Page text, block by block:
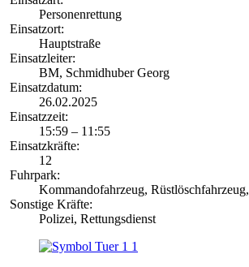
Personenrettung
Einsatzort:
Hauptstraße
Einsatzleiter:
BM, Schmidhuber Georg
Einsatzdatum:
26.02.2025
Einsatzzeit:
15:59 – 11:55
Einsatzkräfte:
12
Fuhrpark:
Kommandofahrzeug,
Sonstige Kräfte:
Polizei, Rettungsdienst